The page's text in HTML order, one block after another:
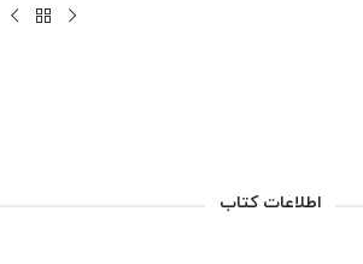
اطلاعات کتاب